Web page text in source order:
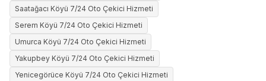
Saatağacı Köyü 7/24 Oto Çekici Hizmeti
Serem Köyü 7/24 Oto Çekici Hizmeti
Umurca Köyü 7/24 Oto Çekici Hizmeti
Yakupbey Köyü 7/24 Oto Çekici Hizmeti
Yenicegörüce Köyü 7/24 Oto Çekici Hizmeti